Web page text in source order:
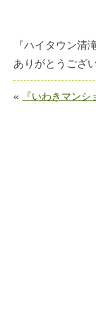
『ハイタウン
ありがとうござ
« 『いわきマン